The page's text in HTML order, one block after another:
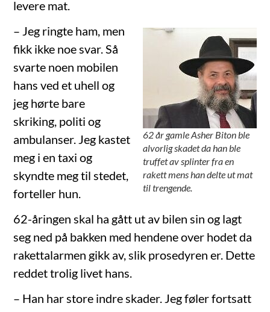
levere mat.
62 år gamle Asher Biton ble
alvorlig skadet da han ble
truffet av splinter fra en
rakett mens han delte ut mat
til trengende.
– Jeg ringte ham, men
fikk ikke noe svar. Så
svarte noen mobilen
hans ved et uhell og
jeg hørte bare
skriking, politi og
ambulanser. Jeg kastet
meg i en taxi og
skyndte meg til stedet,
forteller hun.
62-åringen skal ha gått ut av bilen sin og lagt
seg ned på bakken med hendene over hodet da
rakettalarmen gikk av, slik prosedyren er. Dette
reddet trolig livet hans.
– Han har store indre skader. Jeg føler fortsatt